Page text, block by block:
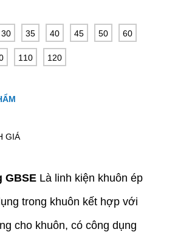
30 35 40 45 50 60
110 120
GIÁ
GBSE Là linh kiện khuôn ép
trong khuôn kết hợp với
cho khuôn, có công dụng